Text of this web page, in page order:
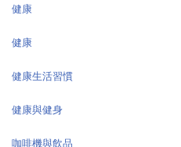
健康
健康
健康生活習慣
健康與健身
咖啡機與飲品